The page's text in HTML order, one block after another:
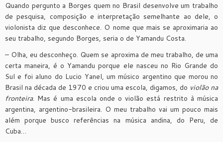
Quando pergunto a Borges quem no Brasil desenvolve um trabalho
de pesquisa, composição e interpretação semelhante ao dele, o
violonista diz que desconhece. O nome que mais se aproximaria ao
seu trabalho, segundo Borges, seria o de Yamandu Costa.
– Olha, eu desconheço. Quem se aproxima de meu trabalho, de uma
certa maneira, é o Yamandu porque ele nasceu no Rio Grande do
Sul e foi aluno do Lucio Yanel, um músico argentino que morou no
Brasil na década de 1970 e criou uma escola, digamos, do violão na
fronteira. Mas é uma escola onde o violão está restrito à música
argentina, argentino-brasileira. O meu trabalho vai um pouco mais
além porque busco referências na música andina, do Peru, de
Cuba…